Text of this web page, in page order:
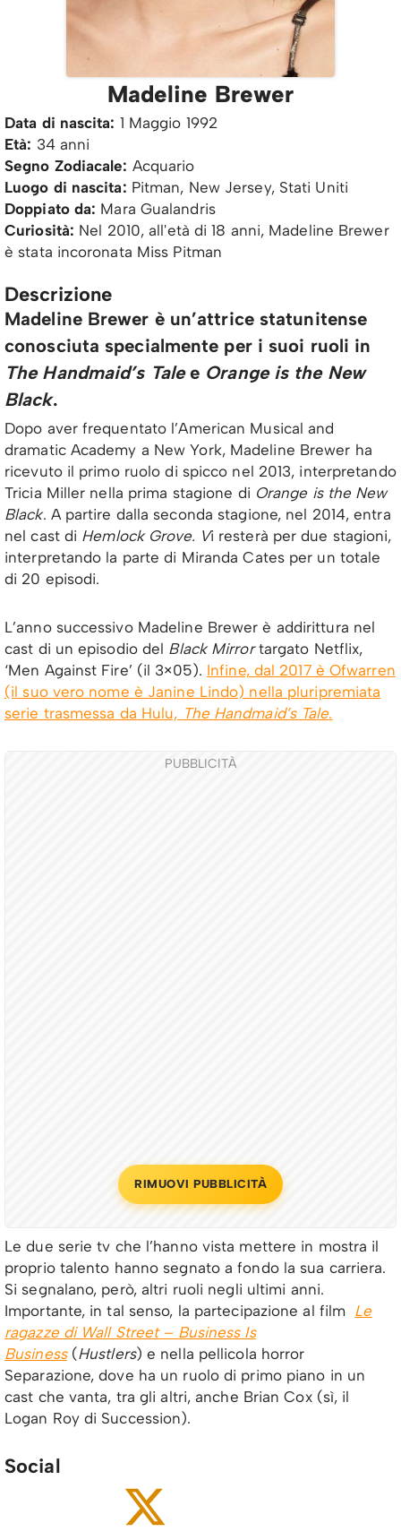
Madeline Brewer
Data di nascita: 1 Maggio 1992
Età: 34 anni
Segno Zodiacale: Acquario
Luogo di nascita: Pitman, New Jersey, Stati Uniti
Doppiato da: Mara Gualandris
Curiosità: Nel 2010, all'età di 18 anni, Madeline Brewer
è stata incoronata Miss Pitman
Descrizione
Madeline Brewer è un’attrice statunitense
conosciuta specialmente per i suoi ruoli in
The Handmaid’s Talee Orange is the New
Black.
Dopo aver frequentato l’American Musical and
dramatic Academy a New York, Madeline Brewer ha
ricevuto il primo ruolo di spicco nel 2013, interpretando
Tricia Miller nella prima stagione di Orange is the New
Black. A partire dalla seconda stagione, nel 2014, entra
nel cast di Hemlock Grove. Vi resterà per due stagioni,
interpretando la parte di Miranda Cates per un totale
di 20 episodi.
L’anno successivo Madeline Brewer è addirittura nel
cast di un episodio del Black Mirrortargato Netflix,
‘Men Against Fire’ (il 3×05). Infine, dal 2017 è Ofwarren
(il suo vero nome è Janine Lindo) nella pluripremiata
serie trasmessa da Hulu, The Handmaid’s Tale.
PUBBLICITÀ
RIMUOVI PUBBLICITÀ
Le due serie tv che l’hanno vista mettere in mostra il
proprio talento hanno segnato a fondo la sua carriera.
Si segnalano, però, altri ruoli negli ultimi anni.
Importante, in tal senso, la partecipazione al film Le
ragazze di Wall Street – Business Is
Business(Hustlers) e nella pellicola horror
Separazione, dove ha un ruolo di primo piano in un
cast che vanta, tra gli altri, anche Brian Cox (sì, il
Logan Roy di Succession).
Social